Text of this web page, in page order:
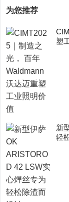
为您推荐
塑
新
轻